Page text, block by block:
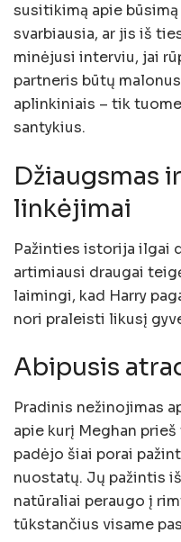
susitikimą apie
svarbiausia, ar jis iš
minėjusi interviu, jai
partneris būtų
aplinkiniais – tik
santykius.
Džiaugsmas
linkėjimai
Pažinties istorija ilgai
artimiausi draugai
laimingi, kad Harry
nori praleisti likusį
Abipusis
Pradinis nežinojimas
apie kurį Meghan
padėjo šiai porai
nuostatų. Jų pažintis
natūraliai peraugo į
tūkstančius visame